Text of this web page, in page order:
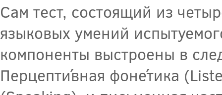
Сам тест, состоящий из
языковых умений
компоненты выстроены в
Перцепти́вная фоне́тика